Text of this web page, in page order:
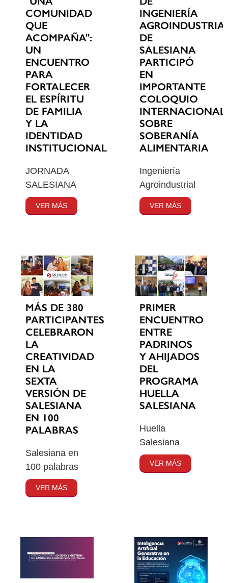
COMUNIDAD
QUE
ACOMPAÑA":
UN
ENCUENTRO
PARA
FORTALECER
EL ESPÍRITU
DE FAMILIA
Y LA
IDENTIDAD
INSTITUCIONAL
JORNADA
SALESIANA
VER MÁS
INGENIERÍA
DE
SALESIANA
PARTICIPÓ
EN
IMPORTANTE
COLOQUIO
INTERNACIONAL
SOBRE
SOBERANÍA
ALIMENTARIA
Ingeniería
Agroindustrial
VER MÁS
MÁS DE 380
PARTICIPANTES
CELEBRARON
LA
CREATIVIDAD
EN LA
SEXTA
VERSIÓN DE
SALESIANA
EN 100
PALABRAS
Salesiana en
100 palabras
VER MÁS
PRIMER
ENCUENTRO
ENTRE
PADRINOS
Y AHIJADOS
DEL
PROGRAMA
HUELLA
SALESIANA
Huella
Salesiana
VER MÁS